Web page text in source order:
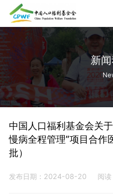
新
中国人口福利基金会关
慢病全程管理”项目合作
批）
发布日期：2024-08-20 阅